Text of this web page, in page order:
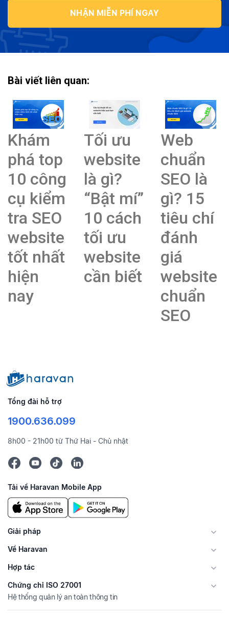
NHẬN MIỄN PHÍ NGAY
Bài viết liên quan:
Khám
phá top
10 công
cụ kiểm
tra SEO
website
tốt nhất
hiện
nay
Tối ưu
website
là gì?
“Bật mí”
10 cách
tối ưu
website
cần biết
Web
chuẩn
SEO là
gì? 15
tiêu chí
đánh
giá
website
chuẩn
SEO
Tổng đài hỗ trợ
1900.636.099
8h00 - 21h00 từ Thứ Hai - Chủ nhật
Tải về Haravan Mobile App
Giải pháp
Về Haravan
Hợp tác
Chứng chỉ ISO 27001
Hệ thống quản lý an toàn thông tin